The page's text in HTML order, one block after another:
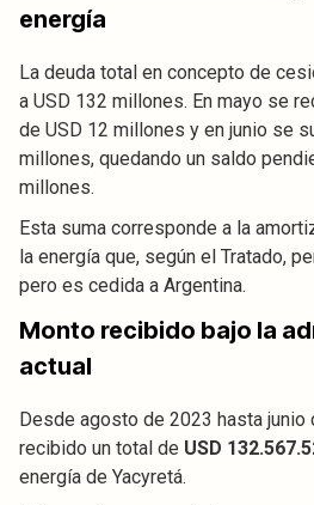
energía
La deuda total en concepto de
a USD 132 millones. En mayo se
de USD 12 millones y en junio se
millones, quedando un saldo
millones.
Esta suma corresponde a la
la energía que, según el Tratado,
pero es cedida a Argentina.
Monto recibido bajo la
actual
Desde agosto de 2023 hasta junio
recibido un total de USD
energía de Yacyretá.